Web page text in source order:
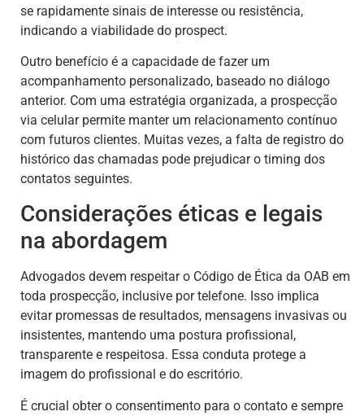
se rapidamente sinais de interesse ou resistência,
indicando a viabilidade do prospect.
Outro benefício é a capacidade de fazer um
acompanhamento personalizado, baseado no diálogo
anterior. Com uma estratégia organizada, a prospecção
via celular permite manter um relacionamento contínuo
com futuros clientes. Muitas vezes, a falta de registro do
histórico das chamadas pode prejudicar o timing dos
contatos seguintes.
Considerações éticas e legais
na abordagem
Advogados devem respeitar o Código de Ética da OAB em
toda prospecção, inclusive por telefone. Isso implica
evitar promessas de resultados, mensagens invasivas ou
insistentes, mantendo uma postura profissional,
transparente e respeitosa. Essa conduta protege a
imagem do profissional e do escritório.
É crucial obter o consentimento para o contato e sempre